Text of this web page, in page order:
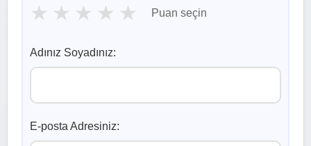
★ ★ ★ ★ ★ Puan seçin
Adınız Soyadınız:
E-posta Adresiniz: